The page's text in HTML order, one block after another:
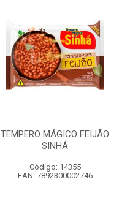
TEMPERO MÁGICO FEIJÃO
SINHÁ
Código: 14355
EAN: 7892300002746